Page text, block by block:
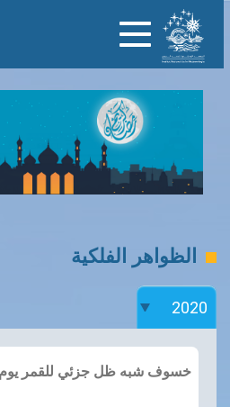
Toggle
navigation
الظواهر الفلكية
خسوف شبه ظل جزئي للقمر يوم 10 جانفي 2020.